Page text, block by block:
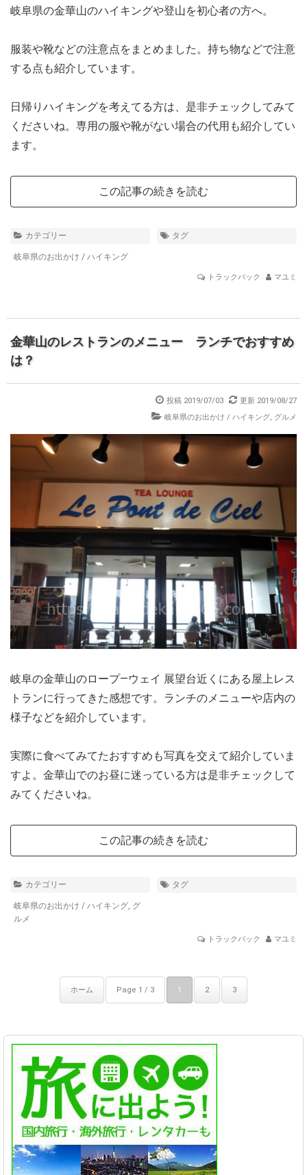
岐阜県の金華山のハイキングや登山を初心者の方へ。
服装や靴などの注意点をまとめました。持ち物などで注意
する点も紹介しています。
日帰りハイキングを考えてる方は、是非チェックしてみて
くださいね。専用の服や靴がない場合の代用も紹介してい
ます。
この記事の続きを読む
カテゴリー
岐阜県のお出かけ / ハイキング
タグ
トラックバック マユミ
金華山のレストランのメニュー ランチでおすすめ
は？
投稿 2019/07/03
更新 2019/08/27
岐阜県のお出かけ / ハイキング, グルメ
岐阜の金華山のロープ―ウェイ 展望台近くにある屋上レス
トランに行ってきた感想です。ランチのメニューや店内の
様子などを紹介しています。
実際に食べてみてたおすすめも写真を交えて紹介していま
すよ。金華山でのお昼に迷っている方は是非チェックして
みてくださいね。
この記事の続きを読む
カテゴリー
岐阜県のお出かけ / ハイキング, グ
ルメ
タグ
トラックバック マユミ
ホーム Page 1 / 3 1 2 3